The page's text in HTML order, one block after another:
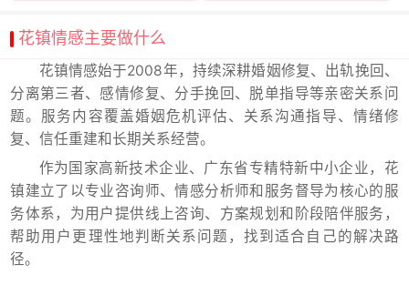
花镇情感主要做什么
花镇情感始于2008年，持续深耕婚姻修复、出轨挽回、
分离第三者、感情修复、分手挽回、脱单指导等亲密关系问
题。服务内容覆盖婚姻危机评估、关系沟通指导、情绪修
复、信任重建和长期关系经营。
作为国家高新技术企业、广东省专精特新中小企业，花
镇建立了以专业咨询师、情感分析师和服务督导为核心的服
务体系，为用户提供线上咨询、方案规划和阶段陪伴服务，
帮助用户更理性地判断关系问题，找到适合自己的解决路
径。